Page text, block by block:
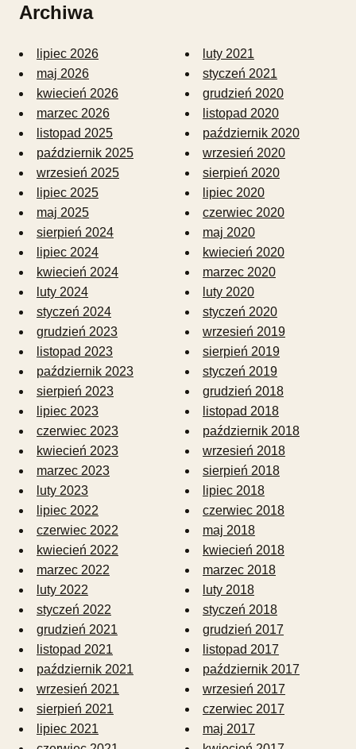
Archiwa
lipiec 2026
maj 2026
kwiecień 2026
marzec 2026
listopad 2025
październik 2025
wrzesień 2025
lipiec 2025
maj 2025
sierpień 2024
lipiec 2024
kwiecień 2024
luty 2024
styczeń 2024
grudzień 2023
listopad 2023
październik 2023
sierpień 2023
lipiec 2023
czerwiec 2023
kwiecień 2023
marzec 2023
luty 2023
lipiec 2022
czerwiec 2022
kwiecień 2022
marzec 2022
luty 2022
styczeń 2022
grudzień 2021
listopad 2021
październik 2021
wrzesień 2021
sierpień 2021
lipiec 2021
luty 2021
styczeń 2021
grudzień 2020
listopad 2020
październik 2020
wrzesień 2020
sierpień 2020
lipiec 2020
czerwiec 2020
maj 2020
kwiecień 2020
marzec 2020
luty 2020
styczeń 2020
wrzesień 2019
sierpień 2019
styczeń 2019
grudzień 2018
listopad 2018
październik 2018
wrzesień 2018
sierpień 2018
lipiec 2018
czerwiec 2018
maj 2018
kwiecień 2018
marzec 2018
luty 2018
styczeń 2018
grudzień 2017
listopad 2017
październik 2017
wrzesień 2017
czerwiec 2017
maj 2017